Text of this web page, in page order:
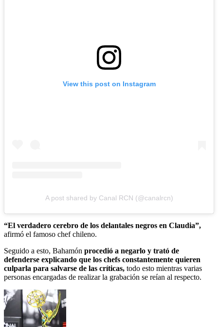
View this post on Instagram
A post shared by Canal RCN (@canalrcn)
“El verdadero cerebro de los delantales negros en Claudia”,
afirmó el famoso chef chileno.
Seguido a esto, Bahamón procedió a negarlo y trató de
defenderse explicando que los chefs constantemente quieren
culparla para salvarse de las críticas, todo esto mientras varias
personas encargadas de realizar la grabación se reían al respecto.